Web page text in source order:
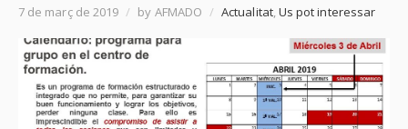
7 de març de 2019 / by AFMADO / Actualitat, Us pot interessar